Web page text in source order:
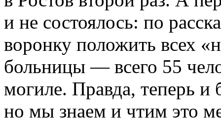
и не состоялось: по
воронку положить всех
больницы — всего 55
могиле. Правда, теперь и
но мы знаем и чтим это